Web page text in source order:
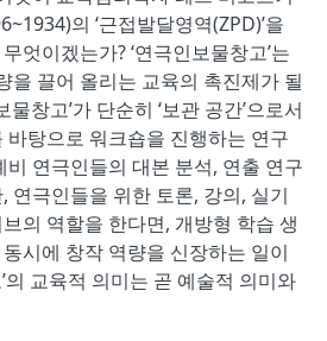
의 ‘근접발달영역(ZPD)’을
엇이겠는가? ‘연극인보물창고’는
을 끌어 올리는 교육의 촉진제가 될
창고’가 단순히 ‘보관 공간’으로서
바탕으로 워크숍을 진행하는 연구
연극인들의 대본 분석, 연출 연구
연극인들을 위한 토론, 강의, 실기
의 역할을 한다면, 개방형 학습 생
시에 창작 역량을 신장하는 일이
의 교육적 의미는 곧 예술적 의미와